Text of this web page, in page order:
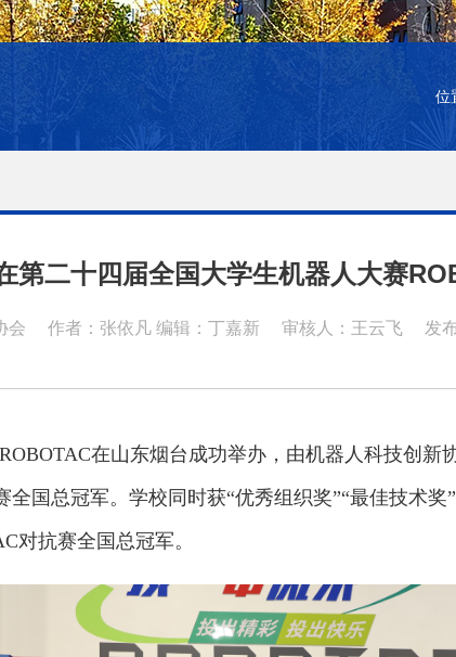
位
第二十四届全国大学生机器人大赛
会 作者：张依凡 编辑：丁嘉新 审核人：王云飞 发
在山东烟台成功举办，由机器人科技创
国总冠军。学校同时获“优秀组织奖”“最佳技术
对抗赛全国总冠军。